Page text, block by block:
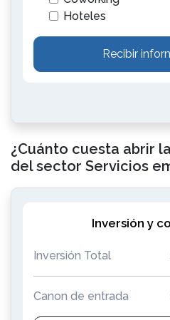
Hoteles
Recibir
¿Cuánto cuesta abrir
del sector Servicios
Inversión y
Inversión Total
Canon de entrada